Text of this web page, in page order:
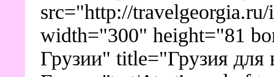
src="http://
width="300" height="81
Грузии" title="Грузия для